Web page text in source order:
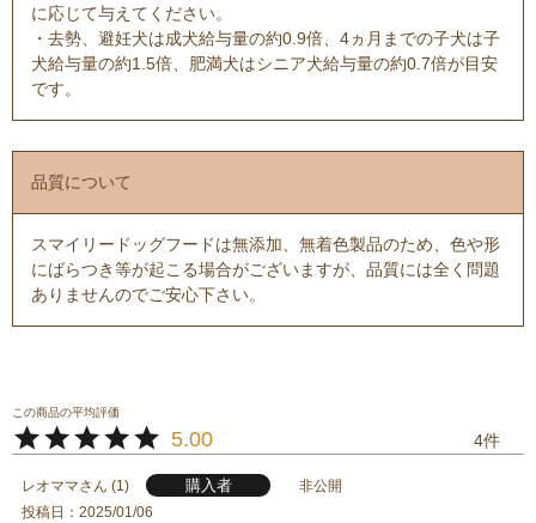
に応じて与えてください。
・去勢、避妊犬は成犬給与量の約0.9倍、4ヵ月までの子犬は子
犬給与量の約1.5倍、肥満犬はシニア犬給与量の約0.7倍が目安
です。
品質について
スマイリードッグフードは無添加、無着色製品のため、色や形
にばらつき等が起こる場合がございますが、品質には全く問題
ありませんのでご安心下さい。
5.00 4
レオママ 1 購入者
非公開
投稿日
2025/01/06